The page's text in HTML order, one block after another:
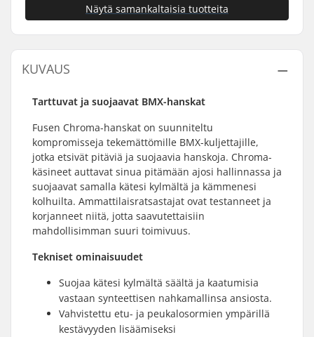
Näytä samankaltaisia tuotteita
KUVAUS
Tarttuvat ja suojaavat BMX-hanskat
Fusen Chroma-hanskat on suunniteltu
kompromisseja tekemättömille BMX-kuljettajille,
jotka etsivät pitäviä ja suojaavia hanskoja. Chroma-
käsineet auttavat sinua pitämään ajosi hallinnassa ja
suojaavat samalla kätesi kylmältä ja kämmenesi
kolhuilta. Ammattilaisratsastajat ovat testanneet ja
korjanneet niitä, jotta saavutettaisiin
mahdollisimman suuri toimivuus.
Tekniset ominaisuudet
Suojaa kätesi kylmältä säältä ja kaatumisia
vastaan synteettisen nahkamallinsa ansiosta.
Vahvistettu etu- ja peukalosormien ympärillä
kestävyyden lisäämiseksi